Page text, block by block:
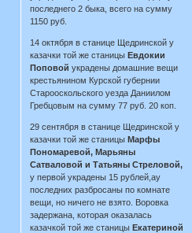
последнего 2 быка, всего на сумму
1150 руб.
14 октября в станице Щедринской у
казачки той же станицыЕвдокии
Поповой украдены домашние вещи
крестьянином Курской губернии
Старооскольского уезда Даниилом
Гребцовым на сумму 77 руб. 20 коп.
29 сентября в станице Щедринской у
казачки той же станицыМарфы
Пономаревой, Марьяны
Сатваловой и Татьяны Стреловой,
у первой украдены 15 рублей,ау
последних разбросаны по комнате
вещи, но ничего не взято. Воровка
задержана, которая оказалась
казачкой той же станицыЕкатериной